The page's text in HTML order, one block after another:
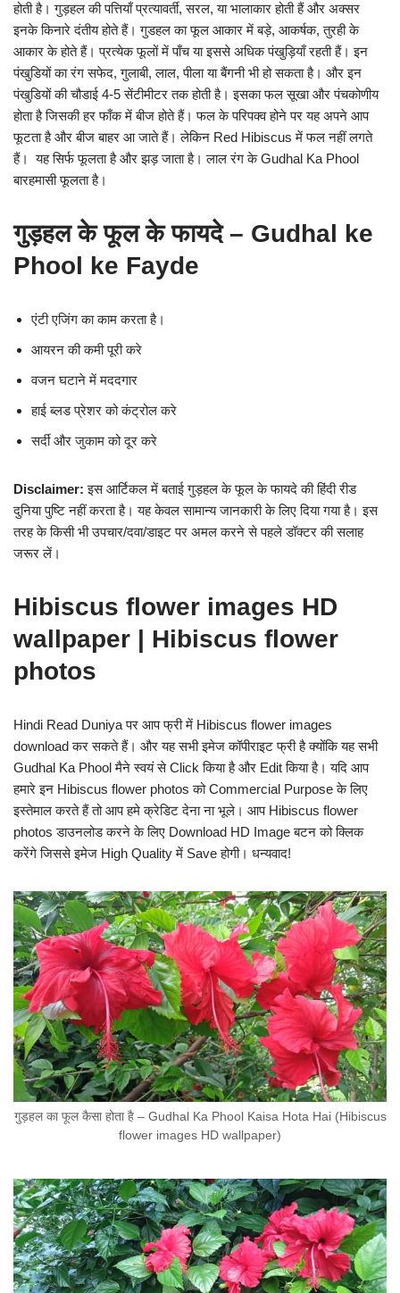
होती है। गुड़हल की पत्तियाँ प्रत्यावर्ती, सरल, या भालाकार होती हैं और अक्सर
इनके किनारे दंतीय होते हैं। गुडहल का फूल आकार में बड़े, आकर्षक, तुरही के
आकार के होते हैं। प्रत्येक फूलों में पाँच या इससे अधिक पंखुड़ियाँ रहती हैं। इन
पंखुडियों का रंग सफेद, गुलाबी, लाल, पीला या बैंगनी भी हो सकता है। और इन
पंखुडियों की चौडाई 4-5 सेंटीमीटर तक होती है। इसका फल सूखा और पंचकोणीय
होता है जिसकी हर फाँक में बीज होते हैं। फल के परिपक्व होने पर यह अपने आप
फूटता है और बीज बाहर आ जाते हैं। लेकिन Red Hibiscus में फल नहीं लगते
हैं। यह सिर्फ फूलता है और झड़ जाता है। लाल रंग के Gudhal Ka Phool
बारहमासी फूलता है।
गुड़हल के फूल के फायदे – Gudhal ke
Phool ke Fayde
एंटी एजिंग का काम करता है।
आयरन की कमी पूरी करे
वजन घटाने में मददगार
हाई ब्लड प्रेशर को कंट्रोल करे
सर्दी और जुकाम को दूर करे
Disclaimer: इस आर्टिकल में बताई गुड़हल के फूल के फायदे की हिंदी रीड
दुनिया पुष्टि नहीं करता है। यह केवल सामान्य जानकारी के लिए दिया गया है। इस
तरह के किसी भी उपचार/दवा/डाइट पर अमल करने से पहले डॉक्टर की सलाह
जरूर लें।
Hibiscus flower images HD
wallpaper | Hibiscus flower
photos
Hindi Read Duniya पर आप फ्री में Hibiscus flower images
download कर सकते हैं। और यह सभी इमेज कॉपीराइट फ्री है क्योंकि यह सभी
Gudhal Ka Phool मैने स्वयं से Click किया है और Edit किया है। यदि आप
हमारे इन Hibiscus flower photos को Commercial Purpose के लिए
इस्तेमाल करते हैं तो आप हमे क्रेडिट देना ना भूले। आप Hibiscus flower
photos डाउनलोड करने के लिए Download HD Image बटन को क्लिक
करेंगे जिससे इमेज High Quality में Save होगी। धन्यवाद!
गुड़हल का फूल कैसा होता है – Gudhal Ka Phool Kaisa Hota Hai (Hibiscus
flower images HD wallpaper)